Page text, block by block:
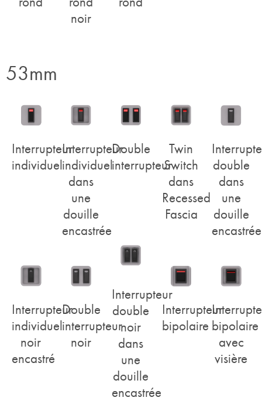
noir
53mm
Interrupteur
individuel
Interrupteur
individuel
dans
une
douille
encastrée
Double
interrupteur
Twin
Switch
dans
Recessed
Fascia
double
dans
une
douille
encastrée
Interrupteur
individuel
noir
encastré
Double
interrupteur
noir
Interrupteur
double
noir
dans
une
douille
encastrée
Interrupteur
bipolaire bipolaire
avec
visière